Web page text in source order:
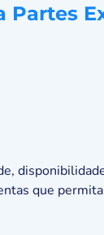
Partes
que